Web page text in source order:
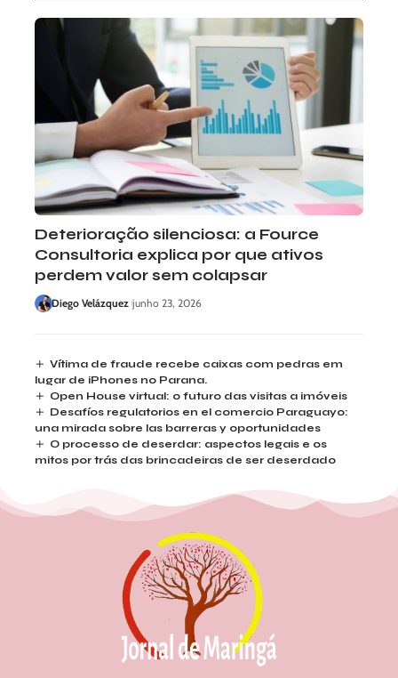
Deterioração silenciosa: a Fource
Consultoria explica por que ativos
perdem valor sem colapsar
Diego Velázquez junho 23, 2026
Vítima de fraude recebe caixas com pedras em
lugar de iPhones no Parana.
Open House virtual: o futuro das visitas a imóveis
Desafíos regulatorios en el comercio Paraguayo:
una mirada sobre las barreras y oportunidades
O processo de deserdar: aspectos legais e os
mitos por trás das brincadeiras de ser deserdado